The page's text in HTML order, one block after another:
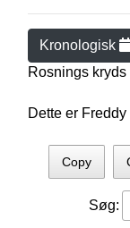
Kronologisk
Rosnings kryds
Dette er
Copy
Søg: